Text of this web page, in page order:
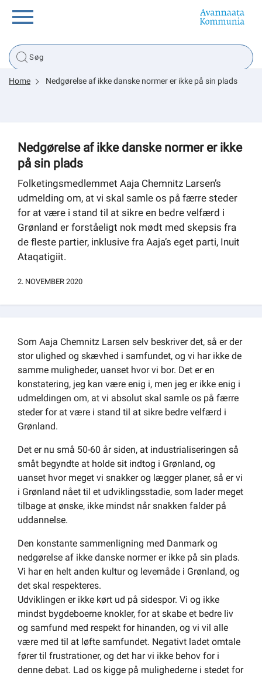
Borger
Tsunami
sullissivik.gl
Planportal
Home Nedgørelse af ikke danske normer er ikke på sin plads
Nedgørelse af ikke danske normer er ikke
på sin plads
Folketingsmedlemmet Aaja Chemnitz Larsen’s
udmelding om, at vi skal samle os på færre steder
for at være i stand til at sikre en bedre velfærd i
Grønland er forståeligt nok mødt med skepsis fra
de fleste partier, inklusive fra Aaja’s eget parti, Inuit
Ataqatigiit.
2. NOVEMBER 2020
Som Aaja Chemnitz Larsen selv beskriver det, så er der
stor ulighed og skævhed i samfundet, og vi har ikke de
samme muligheder, uanset hvor vi bor. Det er en
konstatering, jeg kan være enig i, men jeg er ikke enig i
udmeldingen om, at vi absolut skal samle os på færre
steder for at være i stand til at sikre bedre velfærd i
Grønland.
Det er nu små 50-60 år siden, at industrialiseringen så
småt begyndte at holde sit indtog i Grønland, og
uanset hvor meget vi snakker og lægger planer, så er vi
i Grønland nået til et udviklingsstadie, som lader meget
tilbage at ønske, ikke mindst når snakken falder på
uddannelse.
Den konstante sammenligning med Danmark og
nedgørelse af ikke danske normer er ikke på sin plads.
Vi har en helt anden kultur og levemåde i Grønland, og
det skal respekteres.
Udviklingen er ikke kørt ud på sidespor. Vi og ikke
mindst bygdeboerne knokler, for at skabe et bedre liv
og samfund med respekt for hinanden, og vi vil alle
være med til at løfte samfundet. Negativt ladet omtale
fører til frustrationer, og det har vi ikke behov for i
denne debat. Lad os kigge på mulighederne i stedet for